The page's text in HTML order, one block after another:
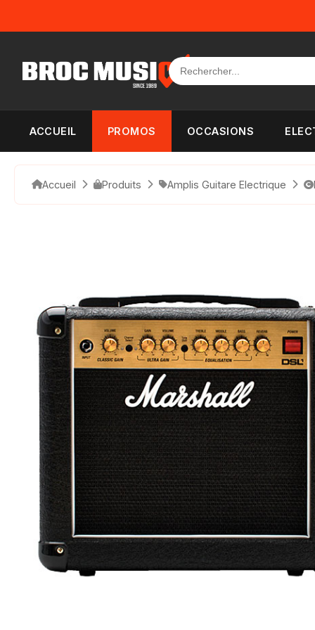
ACCUEIL PROMOS OCCASIONS
Accueil Produits Amplis Guitare Electrique